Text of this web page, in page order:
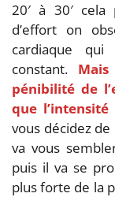
20′ à 30′
d’effort on
cardiaque
constant. Mais
pénibilité de
que
vous décidez
va vous
puis il va se
plus forte de la